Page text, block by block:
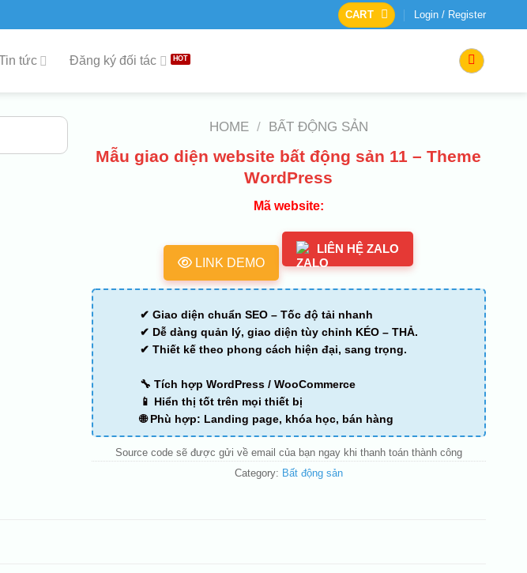
CART Login / Register
tức Đăng ký đối tác
HOME / BẤT ĐỘNG SẢN
Mẫu giao diện website bất động sản 11 – Theme
WordPress
Mã website:
LINK DEMO
LIÊN HỆ ZALO
✔ Giao diện chuẩn SEO – Tốc độ tải nhanh
✔ Dễ dàng quản lý, giao diện tùy chỉnh KÉO – THẢ.
✔ Thiết kế theo phong cách hiện đại, sang trọng.
🔧 Tích hợp WordPress / WooCommerce
📱 Hiển thị tốt trên mọi thiết bị
🌐 Phù hợp: Landing page, khóa học, bán hàng
Source code sẽ được gửi về email của bạn ngay khi thanh toán thành công
Category: Bất động sản